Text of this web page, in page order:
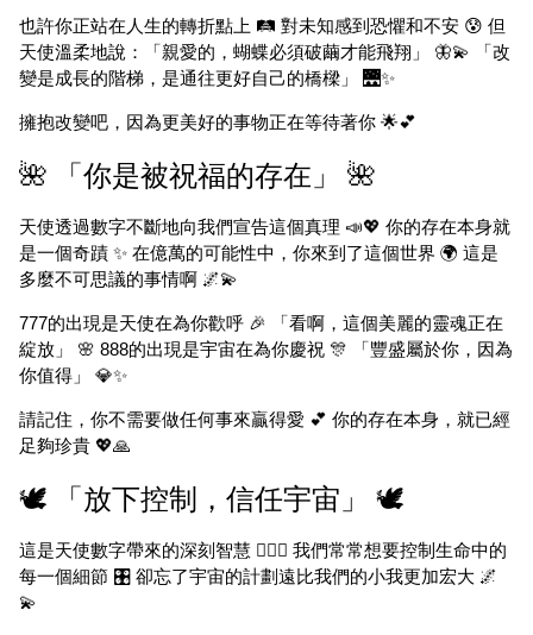
也許你正站在人生的轉折點上 🛤️ 對未知感到恐懼和不安 😰 但
天使溫柔地說：「親愛的，蝴蝶必須破繭才能飛翔」 🦋💫 「改
變是成長的階梯，是通往更好自己的橋樑」 🌉✨
擁抱改變吧，因為更美好的事物正在等待著你 🌟💕
🌺 「你是被祝福的存在」 🌺
天使透過數字不斷地向我們宣告這個真理 📣💖 你的存在本身就
是一個奇蹟 ✨ 在億萬的可能性中，你來到了這個世界 🌍 這是
多麼不可思議的事情啊 🌌💫
777的出現是天使在為你歡呼 🎉 「看啊，這個美麗的靈魂正在
綻放」 🌸 888的出現是宇宙在為你慶祝 🎊 「豐盛屬於你，因為
你值得」 💎✨
請記住，你不需要做任何事來贏得愛 💕 你的存在本身，就已經
足夠珍貴 💖🙏
🕊️ 「放下控制，信任宇宙」 🕊️
這是天使數字帶來的深刻智慧 🧘‍♀️✨ 我們常常想要控制生命中的
每一個細節 🎛️ 卻忘了宇宙的計劃遠比我們的小我更加宏大 🌌
💫